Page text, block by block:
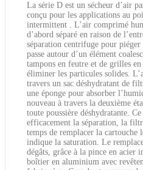
La série D est un sécheur d’air
conçu pour les applications au
intermittent . L’air comprimé
d’abord séparé en raison de
séparation centrifuge pour piéger
passe autour d’un élément
tampons en feutre et de grilles
éliminer les particules solides.
travers un sac déshydratant de
une éponge pour absorber
nouveau à travers la deuxième
toute poussière déshydratante.
efficacement la séparation, la
temps de remplacer la cartouche
indique la saturation. Le
dégâts, grâce à la pince en acier
boîtier en aluminium avec